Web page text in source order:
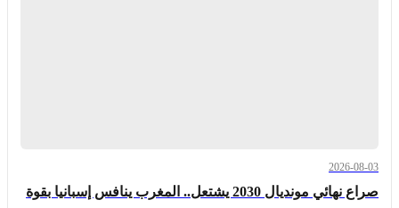
2026-08-03
صراع نهائي مونديال 2030 يشتعل.. المغرب ينافس إسبانيا بقوة